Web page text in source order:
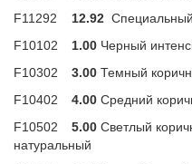
F11292
12.92
F10102
1.00 Черный
F10302
3.00 Темный
F10402
4.00 Средний
F10502
5.00 Светлый
натуральный